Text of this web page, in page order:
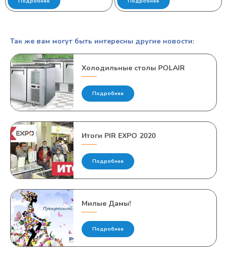
Так же вам могут быть интересны другие новости:
Холодильные столы POLAIR
Подробнее
Итоги PIR EXPO 2020
Подробнее
Милые Дамы!
Подробнее